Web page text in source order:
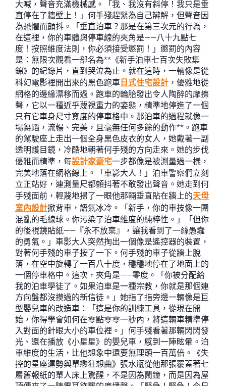
大喊，聲音充滿機械感。「我、我沒有斜停！我只是垂
直停在了牆壁上！」何手殘趕緊為自己辯解，但聲音因
為恐懼而顫抖。「垂直泊車？那是在第三次元的行為，
在這裡，你的車體與停車線的夾角是——八十九點七
度！按照維度法則，你必須接受懲罰！」懲罰的內容
是：無限次觀看一部名為**《新手泊車七百次失敗集
錦》的紀錄片，直到哭泣為止。就在這時，一輛像是從
科幻電影裡開出來的黑色跑車 日式住宅設計 ，優雅地從
網格的邊緣漂移而過。跑車的輪胎發出令人陶醉的摩擦
聲，它以一種近乎蔑視重力的姿態，精準地停進了一個
只有它車身尺寸寬度的停車格中。那泊車的過程就像一
場舞蹈，流暢、完美，且毫無任何多餘的動作**。跑車
的駕駛座上走出一個全身黑色皮衣的女人，她戴著一副
透明護目鏡，冷酷地朝著何手殘的方向走來。她的步伐
優雅而精準，每設計家豪宅一步都像是被測量過一樣，
完美地落在網格線上。「車影大人！」泊車警察們立刻
立正站好，連測量尺都顫抖著不敢發出聲音。她走到何
手殘面前，輕蔑地掃了一眼他那輛垂直貼在牆上的天母
室內設計掀背車，語氣冰冷。「新手，你的車技像一團
混亂的毛線球。你污染了泊車維度的純粹性。」「但你
的後視鏡貼紙——『永不放棄』，讓我看到了一絲愚蠢
的勇氣。」車影大人突然掏出一個像是遙控器的裝置，
對著何手殘的車子按了一下。何手殘的車子從牆上脫
落，在空中旋轉了一百八十度，穩穩地停在了地面上的
一個停車格中。這次，夾角是——零度。「你被分配給
我的泊車學徒了。如果泊車是一種宗教，你就是那個連
方向盤都沒摸過的新信徒。」她指了指旁邊一輛像是巨
型嬰兒車的改造車：「這是你的訓練工具，從現在開
始，你得學會如何在零點零零一秒內，將這輛車精準停
入對面的針眼大小的車位裡。」何手殘看著那輛閃閃發
光、還在播放《小星星》的嬰兒車，感到一陣眩暈。泊
車維度的生活，比他想象中還要無理頭一百萬倍。《失
控的星座運勢與單戀狂想曲》張水瓶從他那張覆蓋著七
層舊報紙的單人床上驚醒，不是因為鬧鐘，而是因為屋